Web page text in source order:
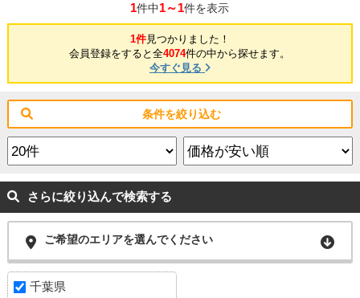
1件中1～1件を表示
1件見つかりました！
会員登録をすると全4074件の中から探せます。
今すぐ見る
条件を絞り込む
さらに絞り込んで検索する
ご希望のエリアを選んでください
千葉県